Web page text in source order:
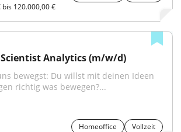
bis 120.000,00 €
Analytics (m/w/d)
bewegst: Du willst mit deinen Ideen
richtig was bewegen?...
Homeoffice Vollzeit